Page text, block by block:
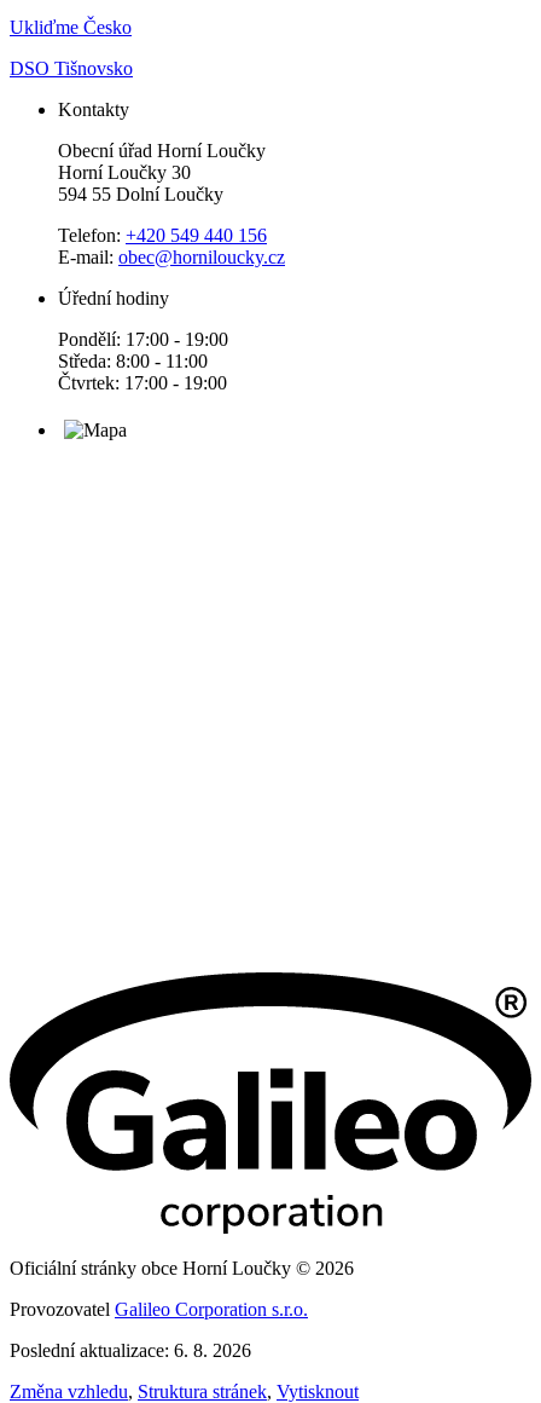
Ukliďme Česko
DSO Tišnovsko
Kontakty
Obecní úřad Horní Loučky
Horní Loučky 30
594 55 Dolní Loučky
Telefon: +420 549 440 156
E-mail: obec@horniloucky.cz
Úřední hodiny
Pondělí: 17:00 - 19:00
Středa: 8:00 - 11:00
Čtvrtek: 17:00 - 19:00
Oficiální stránky obce Horní Loučky © 2026
Provozovatel Galileo Corporation s.r.o.
Poslední aktualizace: 6. 8. 2026
Změna vzhledu, Struktura stránek, Vytisknout